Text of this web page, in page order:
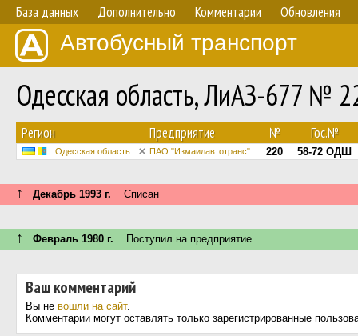
База данных Дополнительно Комментарии Обновления
Автобусный транспорт
Одесская область, ЛиАЗ-677 №
Регион Предприятие № Гос.№
Одесская область ПАО "Измаилавтотранс" 220 58-72 ОДШ
↑ Декабрь 1993 г. Списан
↑ Февраль 1980 г. Поступил на предприятие
Ваш комментарий
Вы не вошли на сайт.
Комментарии могут оставлять только зарегистрированные